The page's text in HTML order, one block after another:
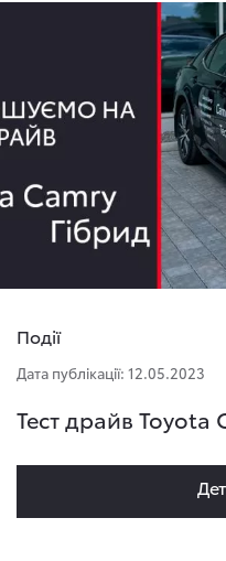
Події
Дата публікації: 12.05.2023
Тест драйв Toyota